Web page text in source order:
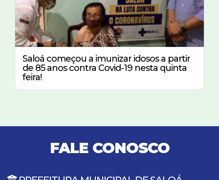
Saloá começou a imunizar idosos a partir
de 85 anos contra Covid-19 nesta quinta
feira!
FALE CONOSCO